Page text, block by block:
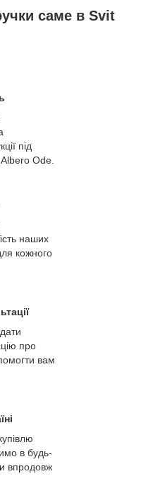
саме в Svit
під
Ode.
наших
кожного
про
вам
в будь-
впродовж